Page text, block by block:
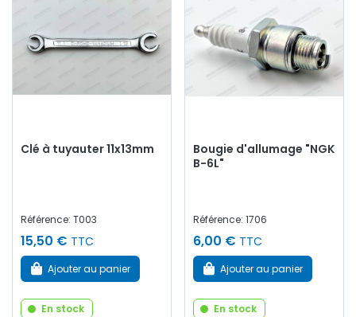
Clé à tuyauter 11x13mm
Référence: T003
15,50 € TTC
Ajouter au panier
En stock
Bougie d'allumage "NGK
B-6L"
Référence: 1706
6,00 € TTC
Ajouter au panier
En stock